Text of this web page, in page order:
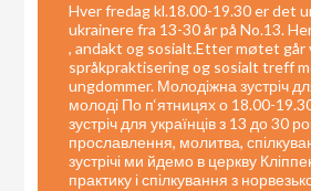
Hver fredag kl.18.00-19.30 er det
ukrainere fra 13-30 år på No.13.
, andakt og sosialt.Etter møtet går
språkpraktisering og sosialt treff
ungdommer. Молодіжна зустріч
молоді По п‘ятницях о 18.00-
зустріч для українців з 13 до 30
прославлення, молитва,
зустрічі ми йдемо в церкву
практику і спілкування з